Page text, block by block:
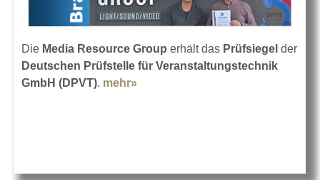
Die Media Resource Group erhält das Prüfsiegel der
Deutschen Prüfstelle für Veranstaltungstechnik
GmbH (DPVT). mehr»